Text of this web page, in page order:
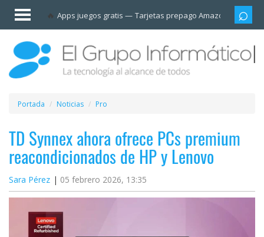
Apps juegos gratis Tarjetas prepago Amazon
Invitado
Iniciar
sesión /
Registrarse
Esenciales
Móviles
Ofertas
Apps
Redes
sociales
Portada Noticias Pro
TD Synnex ahora ofrece PCs premium
reacondicionados de HP y Lenovo
Sara Pérez 05 febrero 2026, 13:35